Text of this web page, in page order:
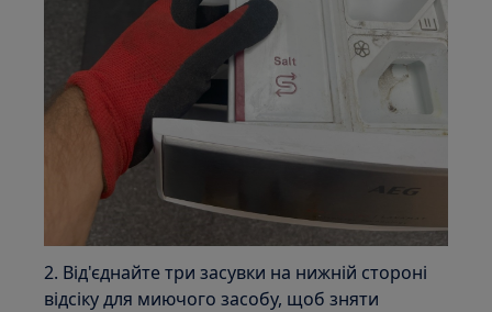
2. Від'єднайте три засувки на нижній стороні
відсіку для миючого засобу, щоб зняти